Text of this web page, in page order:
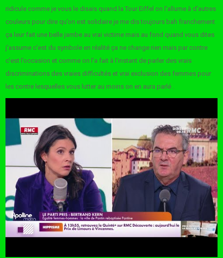
ridicule comme je vous le disais quand la Tour Eiffel on l’allume à d’autres
couleurs pour dire qu’on est solidaire je me dis toujours bah franchement
ça leur fait une belle jambe au vrai victime mais au fond quand vous dites
j’assume c’est du symbole en réalité ça ne change rien mais par contre
c’est l’occasion et comme on l’a fait à l’instant de parler des vrais
discriminations des vraies difficultés et vrai exclusion des femmes pour
les contre lesquelles vous lutter au moins on en aura parlé .